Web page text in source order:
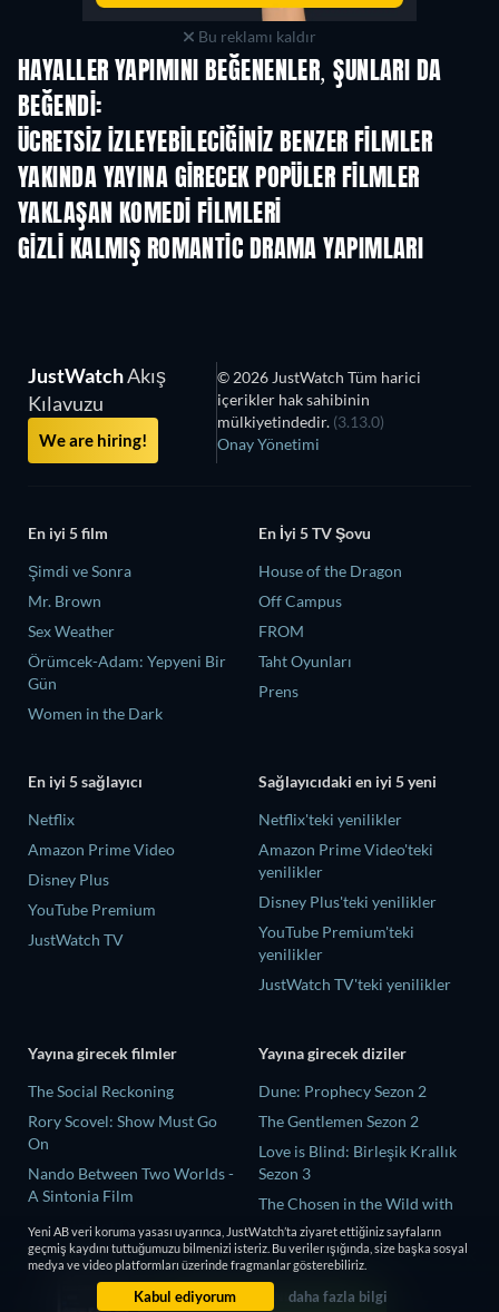
Bu reklamı kaldır
HAYALLER YAPIMINI BEĞENENLER, ŞUNLARI DA
BEĞENDI:
ÜCRETSIZ IZLEYEBILECIĞINIZ BENZER FILMLER
YAKINDA YAYINA GIRECEK POPÜLER FILMLER
YAKLAŞAN KOMEDI FILMLERI
GIZLI KALMIŞ ROMANTIC DRAMA YAPIMLARI
JustWatchAkış
Kılavuzu
We are hiring!
© 2026 JustWatch Tüm harici
içerikler hak sahibinin
mülkiyetindedir. (3.13.0)
Onay Yönetimi
En iyi 5 film
Şimdi ve Sonra
Mr. Brown
Sex Weather
Örümcek-Adam: Yepyeni Bir
Gün
Women in the Dark
En İyi 5 TV Şovu
House of the Dragon
Off Campus
FROM
Taht Oyunları
Prens
En iyi 5 sağlayıcı
Netflix
Amazon Prime Video
Disney Plus
YouTube Premium
JustWatch TV
Sağlayıcıdaki en iyi 5 yeni
Netflix'teki yenilikler
Amazon Prime Video'teki
yenilikler
Disney Plus'teki yenilikler
YouTube Premium'teki
yenilikler
JustWatch TV'teki yenilikler
Yayına girecek filmler
The Social Reckoning
Rory Scovel: Show Must Go
On
Nando Between Two Worlds -
A Sintonia Film
MLB Field of Dreams: Phillies
vs. Twins
Söyleyemediklerimiz
Yayına girecek diziler
Dune: Prophecy Sezon 2
The Gentlemen Sezon 2
Love is Blind: Birleşik Krallık
Sezon 3
The Chosen in the Wild with
Bear Grylls Sezon 1
Mourinho Sezon 1
Yeni AB veri koruma yasası uyarınca, JustWatch’ta ziyaret ettiğiniz sayfaların
geçmiş kaydını tuttuğumuzu bilmenizi isteriz. Bu veriler ışığında, size başka sosyal
medya ve video platformları üzerinde fragmanlar gösterebiliriz.
Kabul ediyorum daha fazla bilgi